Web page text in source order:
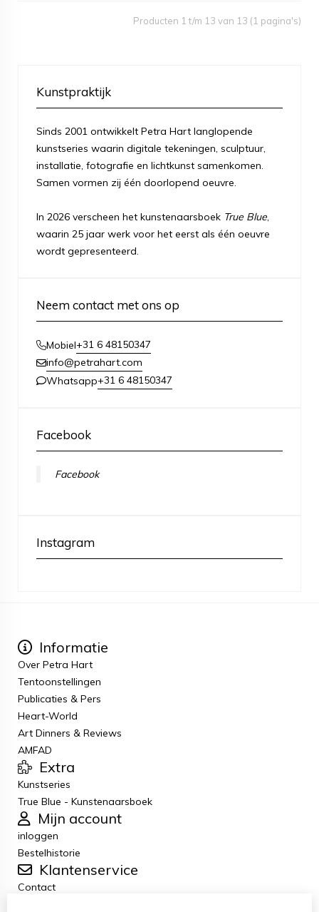
Producten 1 t/m 13 van 13 (1 pagina's)
Kunstpraktijk
Sinds 2001 ontwikkelt Petra Hart langlopende
kunstseries waarin digitale tekeningen, sculptuur,
installatie, fotografie en lichtkunst samenkomen.
Samen vormen zij één doorlopend oeuvre.
In 2026 verscheen het kunstenaarsboek True Blue,
waarin 25 jaar werk voor het eerst als één oeuvre
wordt gepresenteerd.
Neem contact met ons op
Mobiel+31 6 48150347
info@petrahart.com
Whatsapp+31 6 48150347
Facebook
Facebook
Instagram
Informatie
Over Petra Hart
Tentoonstellingen
Publicaties & Pers
Heart-World
Art Dinners & Reviews
AMFAD
Extra
Kunstseries
True Blue - Kunstenaarsboek
Mijn account
inloggen
Bestelhistorie
Klantenservice
Contact